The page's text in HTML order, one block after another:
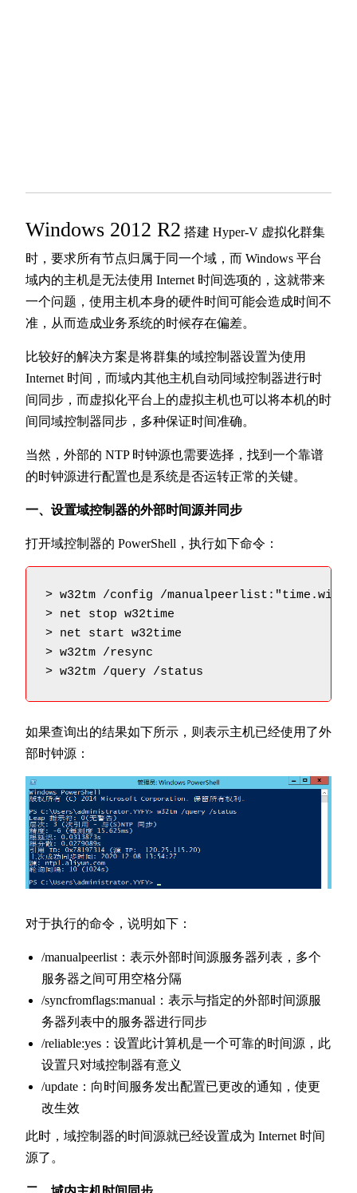
Windows 2012 R2 搭建 Hyper-V 虚拟化群集
时，要求所有节点归属于同一个域，而 Windows 平台
域内的主机是无法使用 Internet 时间选项的，这就带来
一个问题，使用主机本身的硬件时间可能会造成时间不
准，从而造成业务系统的时候存在偏差。
比较好的解决方案是将群集的域控制器设置为使用
Internet 时间，而域内其他主机自动同域控制器进行时
间同步，而虚拟化平台上的虚拟主机也可以将本机的时
间同域控制器同步，多种保证时间准确。
当然，外部的 NTP 时钟源也需要选择，找到一个靠谱
的时钟源进行配置也是系统是否运转正常的关键。
一、设置域控制器的外部时间源并同步
打开域控制器的 PowerShell，执行如下命令：
> w32tm /config /
> net stop w32time
> net start w32time
> w32tm /resync
> w32tm /query /status
如果查询出的结果如下所示，则表示主机已经使用了外
部时钟源：
对于执行的命令，说明如下：
/manualpeerlist：表示外部时间源服务器列表，多个
服务器之间可用空格分隔
/syncfromflags:manual：表示与指定的外部时间源服
务器列表中的服务器进行同步
/reliable:yes：设置此计算机是一个可靠的时间源，此
设置只对域控制器有意义
/update：向时间服务发出配置已更改的通知，使更
改生效
此时，域控制器的时间源就已经设置成为 Internet 时间
源了。